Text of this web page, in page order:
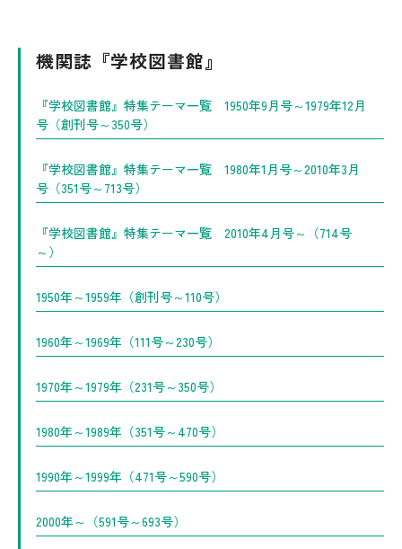
機関誌『学校図書館』
『学校図書館』特集テーマ一覧 1950年9月号～1979年12月
号（創刊号～350号）
『学校図書館』特集テーマ一覧 1980年1月号～2010年3月
号（351号～713号）
『学校図書館』特集テーマ一覧 2010年4月号～（714号
～）
1950年～1959年（創刊号～110号）
1960年～1969年（111号～230号）
1970年～1979年（231号～350号）
1980年～1989年（351号～470号）
1990年～1999年（471号～590号）
2000年～（591号～693号）